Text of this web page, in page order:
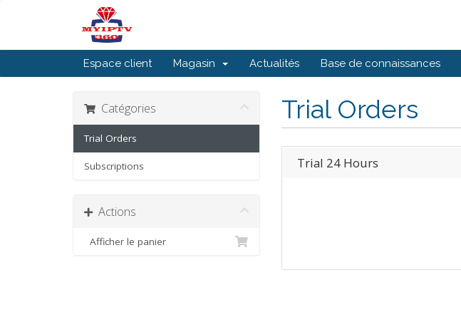
Espace client Magasin Actualités Base de connaissances
Trial Orders
Catégories
Trial Orders
Subscriptions
Actions
Afficher le panier
Trial 24 Hours